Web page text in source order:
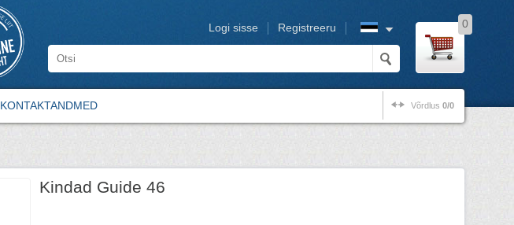
Registreeru
Logi sisse 0
KONTAKTANDMED Võrdlus 0/0
Kindad Guide 46